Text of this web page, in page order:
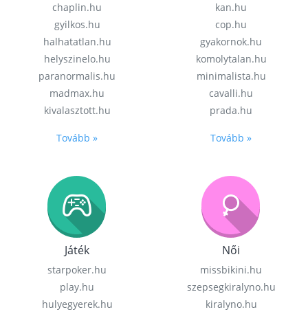
chaplin.hu
gyilkos.hu
halhatatlan.hu
helyszinelo.hu
paranormalis.hu
madmax.hu
kivalasztott.hu
Tovább »
kan.hu
cop.hu
gyakornok.hu
komolytalan.hu
minimalista.hu
cavalli.hu
prada.hu
Tovább »
Játék
starpoker.hu
play.hu
hulyegyerek.hu
Női
missbikini.hu
szepsegkiralyno.hu
kiralyno.hu